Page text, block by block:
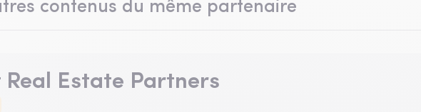
contenus du même partenaire
Estate Partners